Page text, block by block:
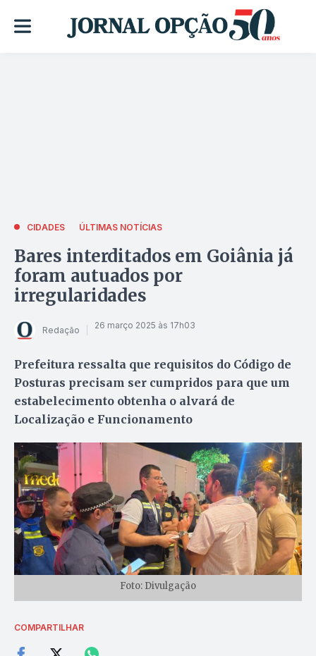
CIDADES ÚLTIMAS NOTÍCIAS
Bares interditados em Goiânia já
foram autuados por
irregularidades
Redação 26 março 2025 às 17h03
Prefeitura ressalta que requisitos do Código de
Posturas precisam ser cumpridos para que um
estabelecimento obtenha o alvará de
Localização e Funcionamento
Foto: Divulgação
COMPARTILHAR